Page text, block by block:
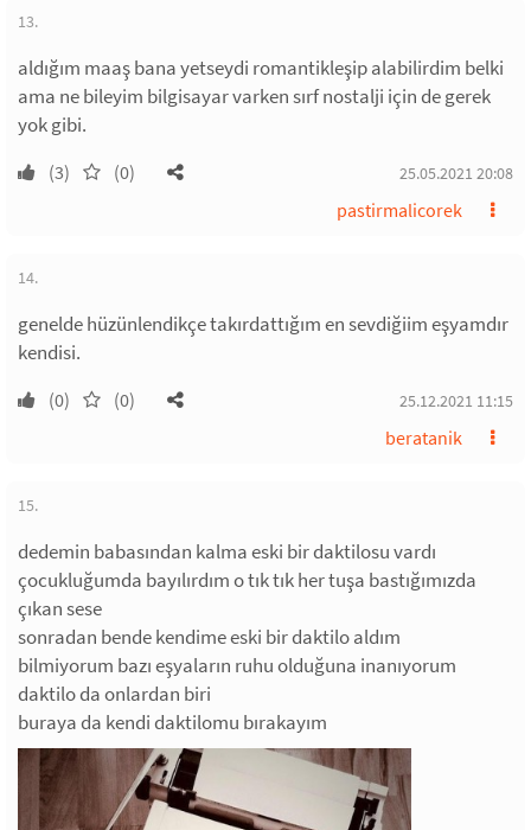
13.
aldığım maaş bana yetseydi romantikleşip alabilirdim belki
ama ne bileyim bilgisayar varken sırf nostalji için de gerek
yok gibi.
(3) (0) 25.05.2021 20:08
pastirmalicorek
14.
genelde hüzünlendikçe takırdattığım en sevdiğiim eşyamdır
kendisi.
(0) (0) 25.12.2021 11:15
beratanik
15.
dedemin babasından kalma eski bir daktilosu vardı
çocukluğumda bayılırdım o tık tık her tuşa bastığımızda
çıkan sese
sonradan bende kendime eski bir daktilo aldım
bilmiyorum bazı eşyaların ruhu olduğuna inanıyorum
daktilo da onlardan biri
buraya da kendi daktilomu bırakayım